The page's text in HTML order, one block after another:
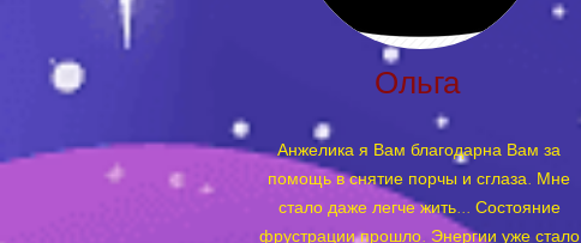
Ольга
Анжелика я Вам благодарна Вам за
помощь в снятие порчы и сглаза. Мне
стало даже легче жить... Состояние
фрустрации прошло. Энергии уже стало